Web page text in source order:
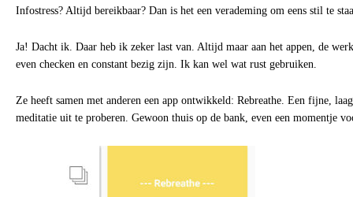
Infostress? Altijd bereikbaar? Dan is het een verademing om eens stil te
Ja! Dacht ik. Daar heb ik zeker last van. Altijd maar aan het appen, de
even checken en constant bezig zijn. Ik kan wel wat rust gebruiken.
Ze heeft samen met anderen een app ontwikkeld: Rebreathe. Een fijne,
meditatie uit te proberen. Gewoon thuis op de bank, even een momentje